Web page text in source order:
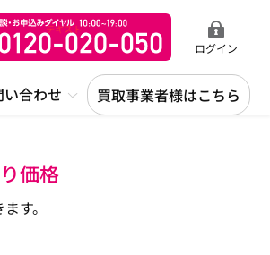
ログイン
い合わせ 買取事業者様はこちら
価格
す。